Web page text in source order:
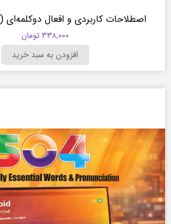
اصطلاحات کاربردی و افعال دوکلمه‌ای
۳۳۸,۰۰۰ تومان
افزودن به سبد خرید